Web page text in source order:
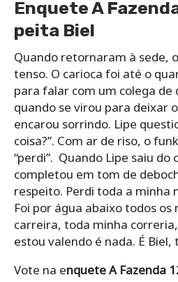
Enquete A
peita Biel
Quando retornaram à sede,
tenso. O carioca foi até o
para falar com um colega de
quando se virou para deixar
encarou sorrindo. Lipe
coisa?”. Com ar de riso, o
“perdi”. Quando Lipe saiu do
completou em tom de
respeito. Perdi toda a minha
Foi por água abaixo todos os
carreira, toda minha
estou valendo é nada. É Biel,
Vote na enquete A Fazenda